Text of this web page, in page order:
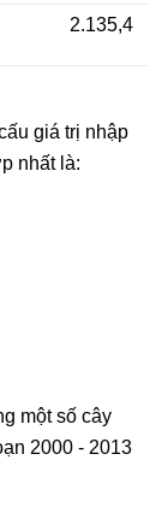
2.135,4
giá trị nhập
nhất là:
một số cây
2000 - 2013